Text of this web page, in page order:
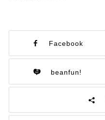
Facebook
beanfun!